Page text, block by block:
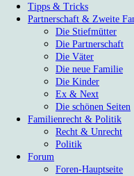
Tipps & Tricks
Partnerschaft & Zweite
Die Stiefmütter
Die Partnerschaft
Die Väter
Die neue Familie
Die Kinder
Ex & Next
Die schönen Seiten
Familienrecht & Politik
Recht & Unrecht
Politik
Forum
Foren-Hauptseite